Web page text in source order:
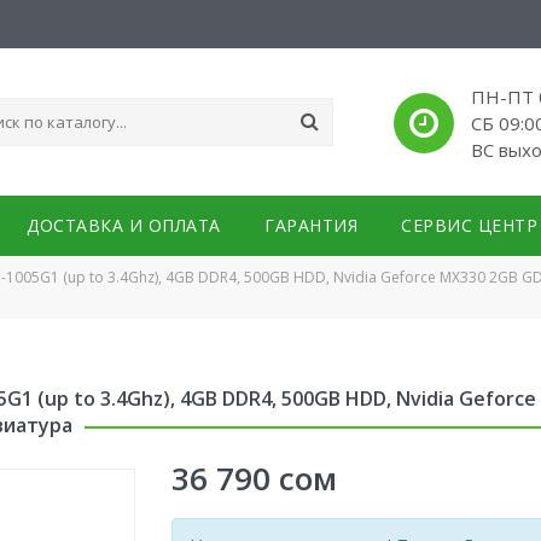
ПН-ПТ
СБ
ВС
ДОСТАВКА И ОПЛАТА ГАРАНТИЯ СЕРВИС ЦЕНТР
(up to 3.4Ghz), 4GB DDR4, 500GB HDD, Nvidia Geforce MX330 2GB
(up to 3.4Ghz), 4GB DDR4, 500GB HDD, Nvidia Geforce
36 790 сом